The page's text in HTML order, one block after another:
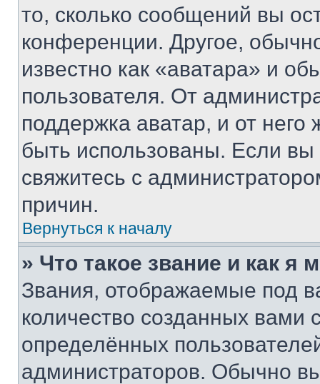
то, сколько сообщений вы
конференции. Другое,
известно как «аватара» и
пользователя. От
поддержка аватар, и от него
быть использованы. Если
свяжитесь с
причин.
Вернуться к началу
» Что такое звание и как я
Звания, отображаемые под
количество созданных
определённых
администраторов. Обычно